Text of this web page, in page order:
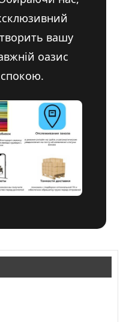
вашу
оазис